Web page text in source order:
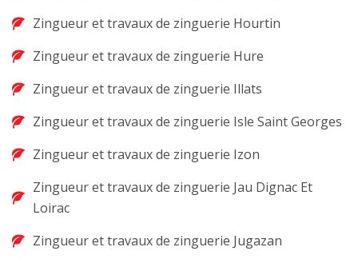
Zingueur et travaux de zinguerie Hourtin
Zingueur et travaux de zinguerie Hure
Zingueur et travaux de zinguerie Illats
Zingueur et travaux de zinguerie Isle Saint Georges
Zingueur et travaux de zinguerie Izon
Zingueur et travaux de zinguerie Jau Dignac Et
Loirac
Zingueur et travaux de zinguerie Jugazan